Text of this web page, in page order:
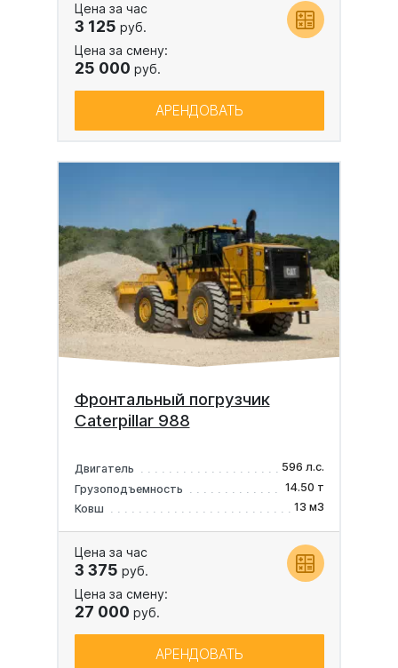
Цена за час
3 125 руб.
Цена за смену:
25 000 руб.
АРЕНДОВАТЬ
Фронтальный погрузчик
Caterpillar 988
Двигатель
596 л.с.
Грузоподъемность
14.50 т
Ковш
13 м3
Цена за час
3 375 руб.
Цена за смену:
27 000 руб.
АРЕНДОВАТЬ